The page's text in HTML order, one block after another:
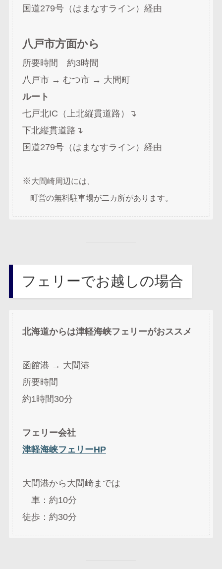
国道279号（はまなすライン）経由
八戸市方面から
所要時間 約3時間
八戸市 → むつ市 → 大間町
ルート
七戸北IC（上北縦貫道路）↴
下北縦貫道路↴
国道279号（はまなすライン）経由
※大間崎周辺には、
町営の無料駐車場が二カ所があります。
フェリーでお越しの場合
北海道からは津軽海峡フェリーがおススメ
函館港 → 大間港
所要時間
約1時間30分
フェリー会社
津軽海峡フェリーHP
大間港から大間崎までは
車：約10分
徒歩：約30分